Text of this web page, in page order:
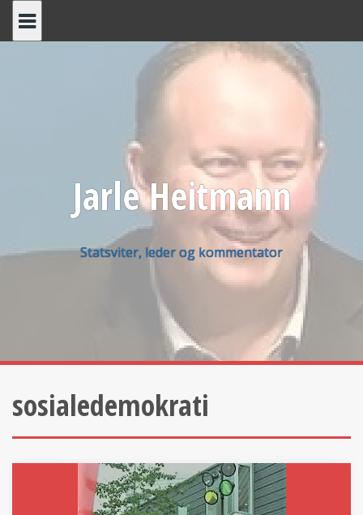
Jarle Heitmann
Statsviter, leder og kommentator
sosialedemokrati